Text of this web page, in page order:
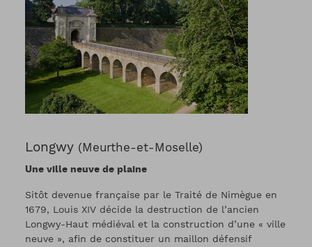
Longwy (Meurthe-et-Moselle)
Une ville neuve de plaine
Sitôt devenue française par le Traité de Nimègue en
1679, Louis XIV décide la destruction de l’ancien
Longwy-Haut médiéval et la construction d’une « ville
neuve », afin de constituer un maillon défensif